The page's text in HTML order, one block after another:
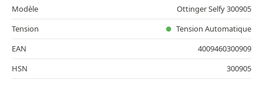
Modèle
Ottinger Selfy 300905
Tension
Tension Automatique
EAN
4009460300909
HSN
300905